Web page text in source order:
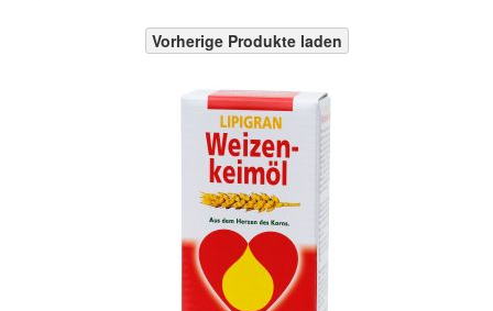
Vorherige Produkte laden